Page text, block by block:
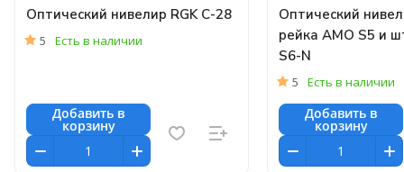
Оптический нивелир RGK C-28
5 Есть в наличии
Добавить в
корзину
Оптический
рейка AMO S5 и
S6-N
5 Есть в наличии
Добавить в
корзину